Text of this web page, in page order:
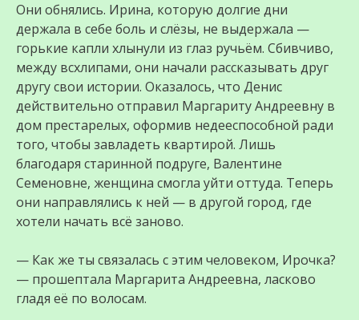
Они обнялись. Ирина, которую долгие дни
держала в себе боль и слёзы, не выдержала —
горькие капли хлынули из глаз ручьём. Сбивчиво,
между всхлипами, они начали рассказывать друг
другу свои истории. Оказалось, что Денис
действительно отправил Маргариту Андреевну в
дом престарелых, оформив недееспособной ради
того, чтобы завладеть квартирой. Лишь
благодаря старинной подруге, Валентине
Семеновне, женщина смогла уйти оттуда. Теперь
они направлялись к ней — в другой город, где
хотели начать всё заново.
— Как же ты связалась с этим человеком, Ирочка?
— прошептала Маргарита Андреевна, ласково
гладя её по волосам.